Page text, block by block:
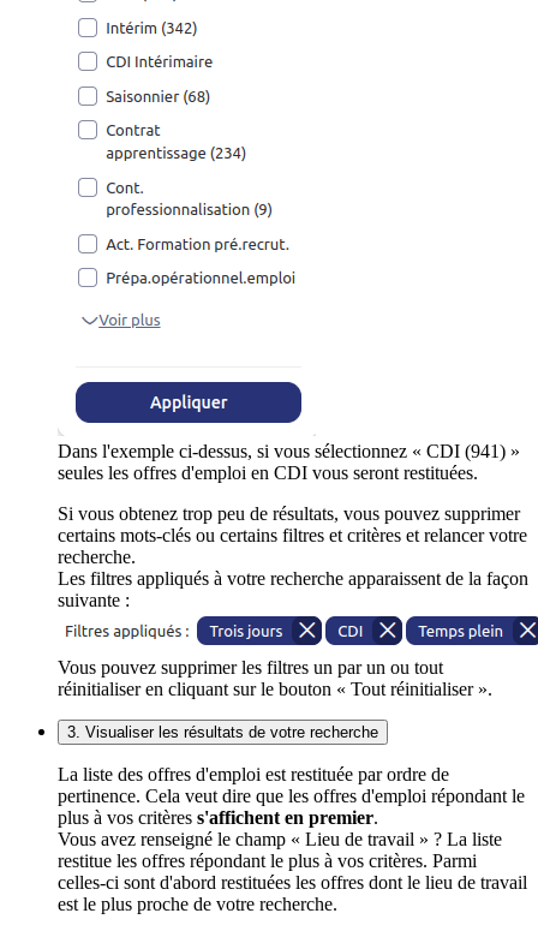
Dans l'exemple ci-dessus, si vous sélectionnez « CDI (941) »
seules les offres d'emploi en CDI vous seront restituées.
Si vous obtenez trop peu de résultats, vous pouvez supprimer
certains mots-clés ou certains filtres et critères et relancer votre
recherche.
Les filtres appliqués à votre recherche apparaissent de la façon
suivante :
Vous pouvez supprimer les filtres un par un ou tout
réinitialiser en cliquant sur le bouton « Tout réinitialiser ».
3. Visualiser les résultats de votre recherche
La liste des offres d'emploi est restituée par ordre de
pertinence. Cela veut dire que les offres d'emploi répondant le
plus à vos critères s'affichent en premier.
Vous avez renseigné le champ « Lieu de travail » ? La liste
restitue les offres répondant le plus à vos critères. Parmi
celles-ci sont d'abord restituées les offres dont le lieu de travail
est le plus proche de votre recherche.